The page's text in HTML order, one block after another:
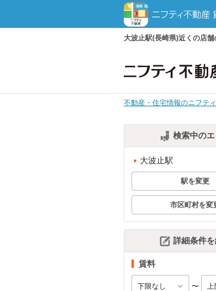
大波止駅(長崎県)近くの店
不動産・住宅情報のニフテ
検索中の
大波止駅
駅を変更
市区町村を変
詳細条件
賃料
〜